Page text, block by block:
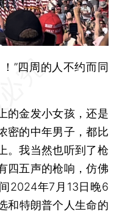
”四周的人不约而同
金发小女孩，还是
密的中年男子，都比
。我当然也听到了枪
四五声的枪响，仿佛
2024年7月13日晚6
和特朗普个人生命的